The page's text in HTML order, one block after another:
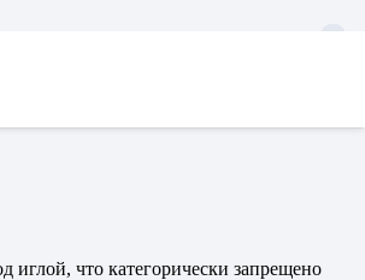
иглой, что категорически запрещено